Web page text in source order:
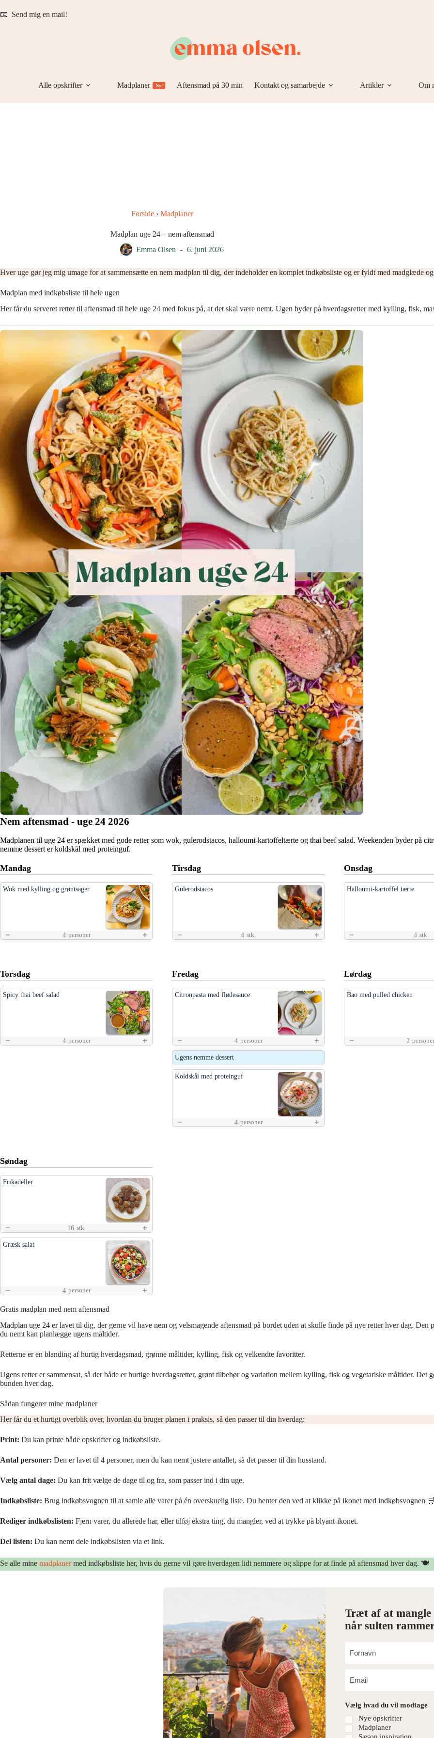
til
📧 Send mig en mail!
Alle opskrifter Madplaner Ny! Aftensmad på 30 min Kontakt og samarbejde Artikler Om
Forside › Madplaner
Madplan uge 24 – nem aftensmad
Emma Olsen
6. juni 2026
Hver uge gør jeg mig umage for at sammensætte en nem madplan til dig, der indeholder en komplet indkøbsliste og er fyldt med madglæde
Madplan med indkøbsliste til hele ugen
Her får du serveret retter til aftensmad til hele uge 24 med fokus på, at det skal være nemt. Ugen byder på hverdagsretter med kylling, fisk,
Nem aftensmad - uge 24 2026
Madplanen til uge 24 er spækket med gode retter som wok, gulerodstacos, halloumi-kartoffeltærte og thai beef salad. Weekenden byder på
nemme dessert er koldskål med proteinguf.
Mandag
Wok med kylling og grøntsager
4 personer
Tirsdag
Gulerodstacos
4 stk.
Onsdag
Halloumi-kartoffel tærte
4 stk
Torsdag
Spicy thai beef salad
4 personer
Fredag
Citronpasta med flødesauce
4 personer
Ugens nemme dessert
Koldskål med proteinguf
4 personer
Lørdag
Bao med pulled chicken
2 personer
Søndag
Frikadeller
16 stk.
Græsk salat
4 personer
Gratis madplan med nem aftensmad
Madplan uge 24 er lavet til dig, der gerne vil have nem og velsmagende aftensmad på bordet uden at skulle finde på nye retter hver dag. Den
du nemt kan planlægge ugens måltider.
Retterne er en blanding af hurtig hverdagsmad, grønne måltider, kylling, fisk og velkendte favoritter.
Ugens retter er sammensat, så der både er hurtige hverdagsretter, grønt tilbehør og variation mellem kylling, fisk og vegetariske måltider. Det
bunden hver dag.
Sådan fungerer mine madplaner
Her får du et hurtigt overblik over, hvordan du bruger planen i praksis, så den passer til din hverdag:
Print: Du kan printe både opskrifter og indkøbsliste.
Antal personer: Den er lavet til 4 personer, men du kan nemt justere antallet, så det passer til din husstand.
Vælg antal dage: Du kan frit vælge de dage til og fra, som passer ind i din uge.
Indkøbsliste: Brug indkøbsvognen til at samle alle varer på én overskuelig liste. Du henter den ved at klikke på ikonet med indkøbsvognen
Rediger indkøbslisten: Fjern varer, du allerede har, eller tilføj ekstra ting, du mangler, ved at trykke på blyant-ikonet.
Del listen: Du kan nemt dele indkøbslisten via et link.
Se alle mine madplanermed indkøbsliste her, hvis du gerne vil gøre hverdagen lidt nemmere og slippe for at finde på aftensmad hver dag. 🍽️
Træt af at mangle
når sulten
Vælg hvad du vil modtage
Nye opskrifter
Madplaner